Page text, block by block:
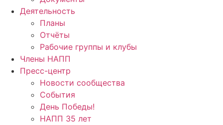
Деятельность
Планы
Отчёты
Рабочие группы и клубы
Члены НАПП
Пресс-центр
Новости сообщества
События
День Победы!
НАПП 35 лет